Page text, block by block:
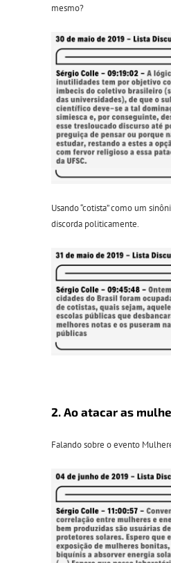
mesmo?
Usando “cotista” como um
discorda politicamente.
2. Ao atacar as
Falando sobre o evento